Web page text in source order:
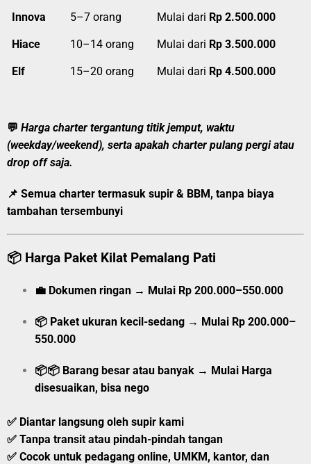
Innova 5–7 orang Mulai dari Rp 2.500.000
Hiace 10–14 orang Mulai dari Rp 3.500.000
Elf 15–20 orang Mulai dari Rp 4.500.000
💬 Harga charter tergantung titik jemput, waktu
(weekday/weekend), serta apakah charter pulang pergi atau
drop off saja.
📌 Semua charter termasuk supir & BBM, tanpa biaya
tambahan tersembunyi
📦 Harga Paket Kilat Pemalang Pati
💼 Dokumen ringan → Mulai Rp 200.000–550.000
📦 Paket ukuran kecil-sedang → Mulai Rp 200.000–
550.000
📦📦 Barang besar atau banyak → Mulai Harga
disesuaikan, bisa nego
✅ Diantar langsung oleh supir kami
✅ Tanpa transit atau pindah-pindah tangan
✅ Cocok untuk pedagang online, UMKM, kantor, dan